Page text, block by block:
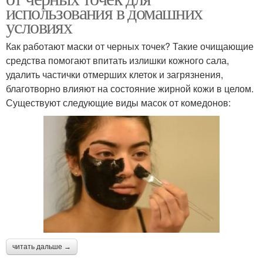
использования в домашних
условиях
Как работают маски от черных точек? Такие очищающие
средства помогают впитать излишки кожного сала,
удалить частички отмерших клеток и загрязнения,
благотворно влияют на состояние жирной кожи в целом.
Существуют следующие виды масок от комедонов:
читать дальше →